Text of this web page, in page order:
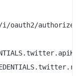
oauth2/